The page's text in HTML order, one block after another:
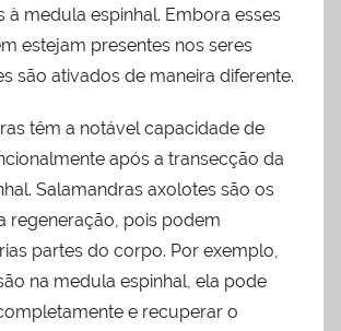
à medula espinhal. Embora esses
estejam presentes nos seres
são ativados de maneira diferente.
têm a notável capacidade de
após a transecção da
Salamandras axolotes são os
regeneração, pois podem
partes do corpo. Por exemplo,
na medula espinhal, ela pode
e recuperar o